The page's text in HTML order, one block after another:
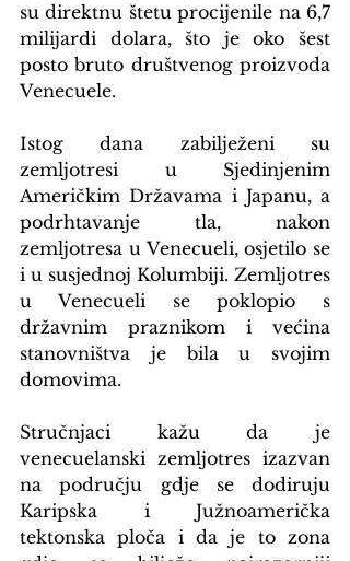
su direktnu štetu procijenile na 6,7
milijardi dolara, što je oko šest
posto bruto društvenog proizvoda
Venecuele.
Istog dana zabilježeni su
zemljotresi u Sjedinjenim
Američkim Državama i Japanu, a
podrhtavanje tla, nakon
zemljotresa u Venecueli, osjetilo se
i u susjednoj Kolumbiji. Zemljotres
u Venecueli se poklopio s
državnim praznikom i većina
stanovništva je bila u svojim
domovima.
Stručnjaci kažu da je
venecuelanski zemljotres izazvan
na području gdje se dodiruju
Karipska i Južnoamerička
tektonska ploča i da je to zona